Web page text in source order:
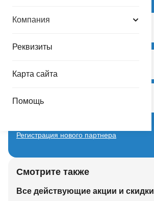
Компания
Реквизиты
Карта сайта
Помощь
Регистрация нового партнера
Смотрите также
Все действующие акции и скидки